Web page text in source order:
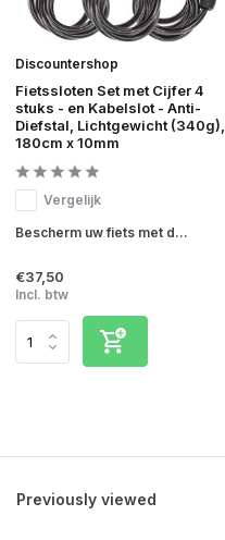
Discountershop
Fietssloten Set met Cijfer 4
stuks - en Kabelslot - Anti-
Diefstal, Lichtgewicht (340g),
180cm x 10mm
Vergelijk
Bescherm uw fiets met d...
€37,50
Incl. btw
Previously viewed